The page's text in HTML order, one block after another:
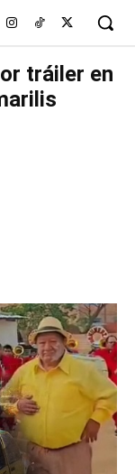
tráiler en